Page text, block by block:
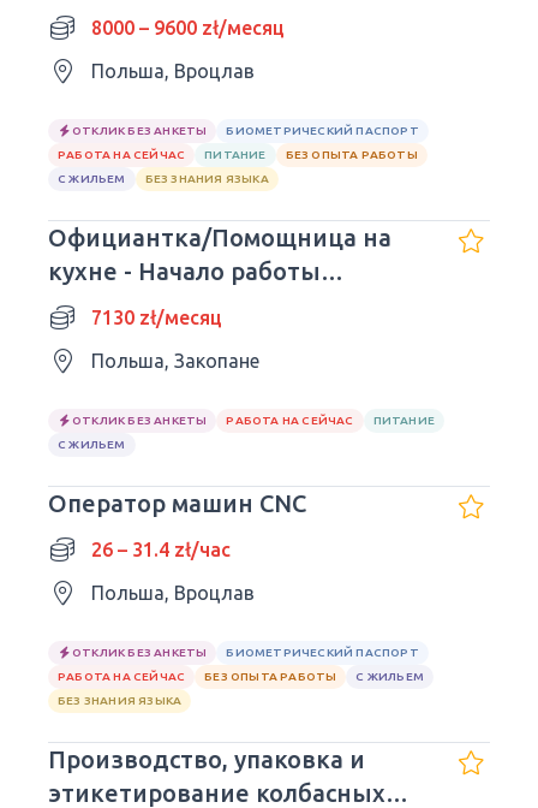
опыта8000 – 9600 zł/месяц
Польша, Вроцлав
ОТКЛИК БЕЗ АНКЕТЫ
БИОМЕТРИЧЕСКИЙ ПАСПОРТ
РАБОТА НА СЕЙЧАС
ПИТАНИЕ
БЕЗ ОПЫТА РАБОТЫ
С ЖИЛЬЕМ
БЕЗ ЗНАНИЯ ЯЗЫКА
Официантка/Помощница на
кухне - Начало работы
немедленно.
7130 zł/месяц
Польша, Закопане
ОТКЛИК БЕЗ АНКЕТЫ РАБОТА НА СЕЙЧАС
ПИТАНИЕ
С ЖИЛЬЕМ
Оператор машин CNC
26 – 31.4 zł/час
Польша, Вроцлав
ОТКЛИК БЕЗ АНКЕТЫ
БИОМЕТРИЧЕСКИЙ ПАСПОРТ
РАБОТА НА СЕЙЧАС
БЕЗ ОПЫТА РАБОТЫ
С ЖИЛЬЕМ
БЕЗ ЗНАНИЯ ЯЗЫКА
Производство, упаковка и
этикетирование колбасных